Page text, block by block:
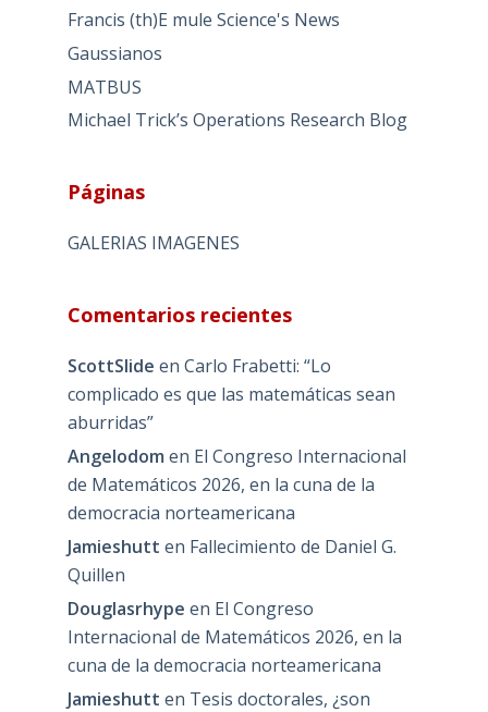
Francis (th)E mule Science's News
Gaussianos
MATBUS
Michael Trick’s Operations Research Blog
Páginas
GALERIAS IMAGENES
Comentarios recientes
ScottSlide en Carlo Frabetti: “Lo
complicado es que las matemáticas sean
aburridas”
Angelodom en El Congreso Internacional
de Matemáticos 2026, en la cuna de la
democracia norteamericana
Jamieshutt en Fallecimiento de Daniel G.
Quillen
Douglasrhype en El Congreso
Internacional de Matemáticos 2026, en la
cuna de la democracia norteamericana
Jamieshutt en Tesis doctorales, ¿son